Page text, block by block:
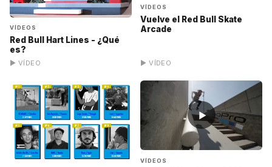
VÍDEOS
Red Bull Hart Lines - ¿Qué
es?
▶ VÍDEO
VÍDEOS
Vuelve el Red Bull Skate
Arcade
▶ VÍDEO
▶
VÍDEOS